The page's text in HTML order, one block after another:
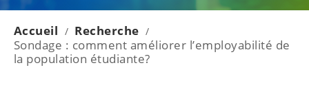
Accueil / Recherche /
Sondage : comment améliorer l’employabilité de
la population étudiante?